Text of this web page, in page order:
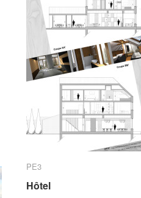
PE3
Hôtel
PE3
Hôtel